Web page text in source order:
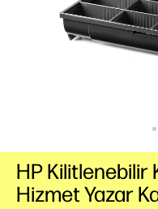
HP Kilitlenebilir
Hizmet Yazar